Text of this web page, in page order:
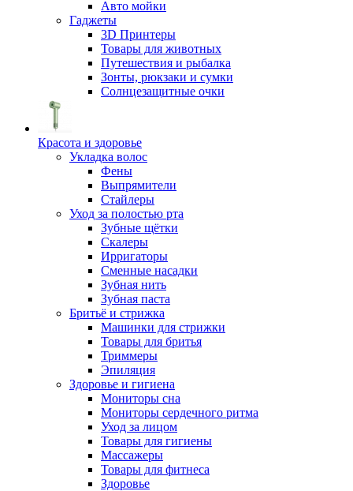
Авто мойки
Гаджеты
3D Принтеры
Товары для животных
Путешествия и рыбалка
Зонты, рюкзаки и сумки
Солнцезащитные очки
Красота и здоровье
Укладка волос
Фены
Выпрямители
Стайлеры
Уход за полостью рта
Зубные щётки
Скалеры
Ирригаторы
Сменные насадки
Зубная нить
Зубная паста
Бритьё и стрижка
Машинки для стрижки
Товары для бритья
Триммеры
Эпиляция
Здоровье и гигиена
Мониторы сна
Мониторы сердечного ритма
Уход за лицом
Товары для гигиены
Массажеры
Товары для фитнеса
Здоровье